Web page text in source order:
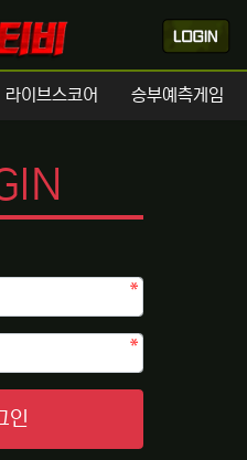
라이브스코어 승부예측게임
인